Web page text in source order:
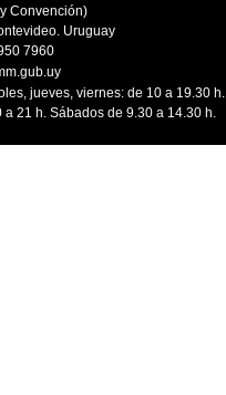
Convención)
Uruguay
7960
jueves, viernes: de 10 a 19.30 h.
a 21 h. Sábados de 9.30 a 14.30 h.